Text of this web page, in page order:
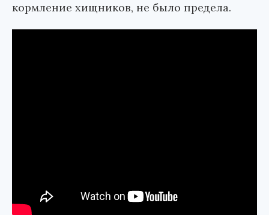
кормление хищников, не было предела.